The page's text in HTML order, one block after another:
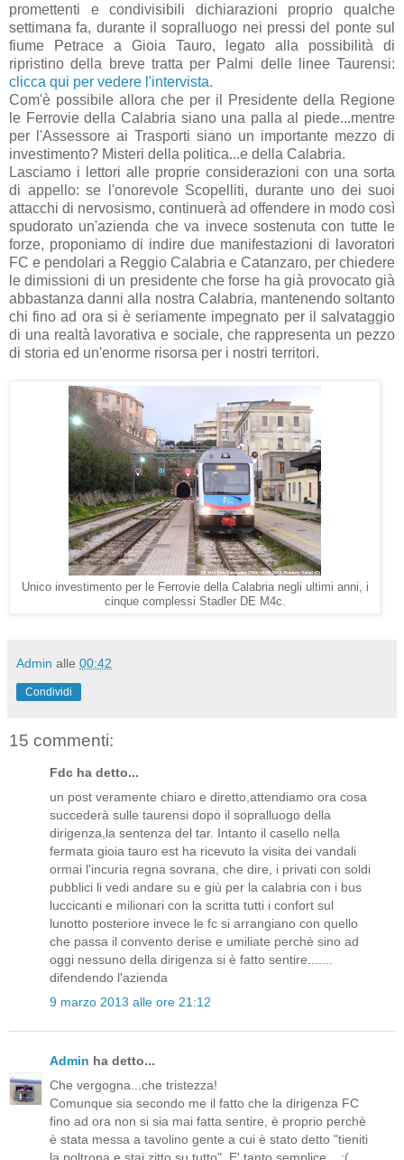
promettenti e condivisibili dichiarazioni proprio qualche
settimana fa, durante il sopralluogo nei pressi del ponte sul
fiume Petrace a Gioia Tauro, legato alla possibilità di
ripristino della breve tratta per Palmi delle linee Taurensi:
clicca qui per vedere l'intervista.
Com'è possibile allora che per il Presidente della Regione
le Ferrovie della Calabria siano una palla al piede...mentre
per l'Assessore ai Trasporti siano un importante mezzo di
investimento? Misteri della politica...e della Calabria.
Lasciamo i lettori alle proprie considerazioni con una sorta
di appello: se l'onorevole Scopelliti, durante uno dei suoi
attacchi di nervosismo, continuerà ad offendere in modo così
spudorato un'azienda che va invece sostenuta con tutte le
forze, proponiamo di indire due manifestazioni di lavoratori
FC e pendolari a Reggio Calabria e Catanzaro, per chiedere
le dimissioni di un presidente che forse ha già provocato già
abbastanza danni alla nostra Calabria, mantenendo soltanto
chi fino ad ora si è seriamente impegnato per il salvataggio
di una realtà lavorativa e sociale, che rappresenta un pezzo
di storia ed un'enorme risorsa per i nostri territori.
Unico investimento per le Ferrovie della Calabria negli ultimi anni, i
cinque complessi Stadler DE M4c.
Admin alle 00:42
Condividi
15 commenti:
Fdc ha detto...
un post veramente chiaro e diretto,attendiamo ora cosa
succederà sulle taurensi dopo il sopralluogo della
dirigenza,la sentenza del tar. Intanto il casello nella
fermata gioia tauro est ha ricevuto la visita dei vandali
ormai l'incuria regna sovrana, che dire, i privati con soldi
pubblici li vedi andare su e giù per la calabria con i bus
luccicanti e milionari con la scritta tutti i confort sul
lunotto posteriore invece le fc si arrangiano con quello
che passa il convento derise e umiliate perchè sino ad
oggi nessuno della dirigenza si è fatto sentire.......
difendendo l'azienda
9 marzo 2013 alle ore 21:12
Admin ha detto...
Che vergogna...che tristezza!
Comunque sia secondo me il fatto che la dirigenza FC
fino ad ora non si sia mai fatta sentire, è proprio perchè
è stata messa a tavolino gente a cui è stato detto "tieniti